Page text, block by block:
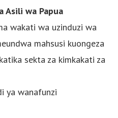
Asili wa Papua
wakati wa uzinduzi wa
mahsusi kuongeza
sekta za kimkakati za
ya wanafunzi